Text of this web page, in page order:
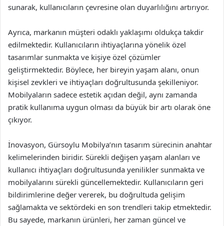
sunarak, kullanıcıların çevresine olan duyarlılığını artırıyor.
Ayrıca, markanın müşteri odaklı yaklaşımı oldukça takdir
edilmektedir. Kullanıcıların ihtiyaçlarına yönelik özel
tasarımlar sunmakta ve kişiye özel çözümler
geliştirmektedir. Böylece, her bireyin yaşam alanı, onun
kişisel zevkleri ve ihtiyaçları doğrultusunda şekilleniyor.
Mobilyaların sadece estetik açıdan değil, aynı zamanda
pratik kullanıma uygun olması da büyük bir artı olarak öne
çıkıyor.
İnovasyon, Gürsoylu Mobilya’nın tasarım sürecinin anahtar
kelimelerinden biridir. Sürekli değişen yaşam alanları ve
kullanıcı ihtiyaçları doğrultusunda yenilikler sunmakta ve
mobilyalarını sürekli güncellemektedir. Kullanıcıların geri
bildirimlerine değer vererek, bu doğrultuda gelişim
sağlamakta ve sektördeki en son trendleri takip etmektedir.
Bu sayede, markanın ürünleri, her zaman güncel ve